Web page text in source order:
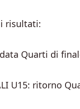
risultati:
Quarti di
U15: ritorno